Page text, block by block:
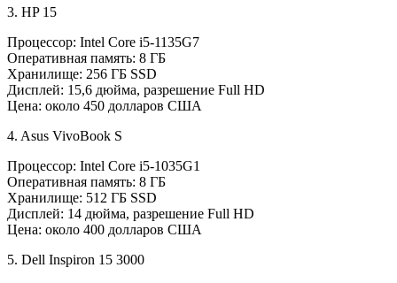
3. HP 15
Процессор: Intel Core i5-1135G7
Оперативная память: 8 ГБ
Хранилище: 256 ГБ SSD
Дисплей: 15,6 дюйма, разрешение Full HD
Цена: около 450 долларов США
4. Asus VivoBook S
Процессор: Intel Core i5-1035G1
Оперативная память: 8 ГБ
Хранилище: 512 ГБ SSD
Дисплей: 14 дюйма, разрешение Full HD
Цена: около 400 долларов США
5. Dell Inspiron 15 3000